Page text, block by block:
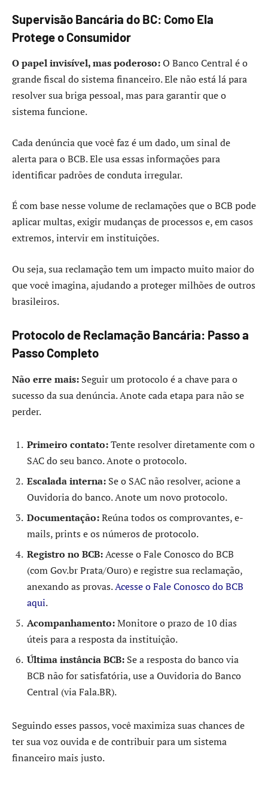
Supervisão Bancária do BC: Como Ela
Protege o Consumidor
O papel invisível, mas poderoso:O Banco Central é o
grande fiscal do sistema financeiro. Ele não está lá para
resolver sua briga pessoal, mas para garantir que o
sistema funcione.
Cada denúncia que você faz é um dado, um sinal de
alerta para o BCB. Ele usa essas informações para
identificar padrões de conduta irregular.
É com base nesse volume de reclamações que o BCB pode
aplicar multas, exigir mudanças de processos e, em casos
extremos, intervir em instituições.
Ou seja, sua reclamação tem um impacto muito maior do
que você imagina, ajudando a proteger milhões de outros
brasileiros.
Protocolo de Reclamação Bancária: Passo a
Passo Completo
Não erre mais: Seguir um protocolo é a chave para o
sucesso da sua denúncia. Anote cada etapa para não se
perder.
Primeiro contato:Tente resolver diretamente com o
SAC do seu banco. Anote o protocolo.
Escalada interna: Se o SAC não resolver, acione a
Ouvidoria do banco. Anote um novo protocolo.
Documentação:Reúna todos os comprovantes, e-
mails, prints e os números de protocolo.
Registro no BCB:Acesse o Fale Conosco do BCB
(com Gov.br Prata/Ouro) e registre sua reclamação,
anexando as provas.Acesse o Fale Conosco do BCB
aqui.
Acompanhamento:Monitore o prazo de 10 dias
úteis para a resposta da instituição.
Última instância BCB: Se a resposta do banco via
BCB não for satisfatória, use a Ouvidoria do Banco
Central (via Fala.BR).
Seguindo esses passos, você maximiza suas chances de
ter sua voz ouvida e de contribuir para um sistema
financeiro mais justo.